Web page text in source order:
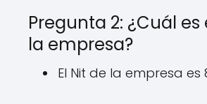
Pregunta 2: ¿Cuál es
la empresa?
El Nit de la empresa es